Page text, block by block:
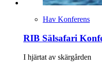
Hav Konferens
RIB Sälsafari
I hjärtat av skärgården